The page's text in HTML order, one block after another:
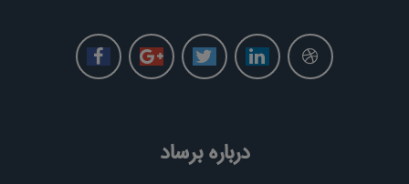
درباره برساد